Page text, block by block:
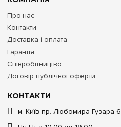
КОНТАКТИ
м. Київ пр. Любомира Гузара 6
Про нас
Контакти
Доставка і оплата
Гарантія
Співробітництво
Договір публічної оферти